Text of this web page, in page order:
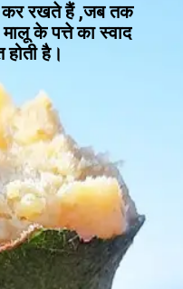
कर रखते हैं ,जब तक
के पत्ते का स्वाद
है।